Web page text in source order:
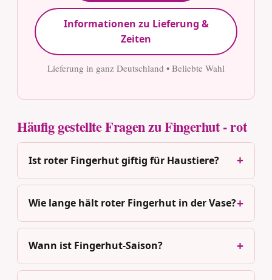
Informationen zu Lieferung &
Zeiten
Lieferung in ganz Deutschland • Beliebte Wahl
Häufig gestellte Fragen zu Fingerhut - rot
Ist roter Fingerhut giftig für Haustiere?
Wie lange hält roter Fingerhut in der Vase?
Wann ist Fingerhut-Saison?